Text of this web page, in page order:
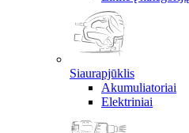
Siaurapjūklis
Akumuliatoriai
Elektriniai